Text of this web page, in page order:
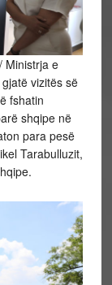
Ministrja e
vizitës së
fshatin
shqipe në
para pesë
Tarabulluzit,